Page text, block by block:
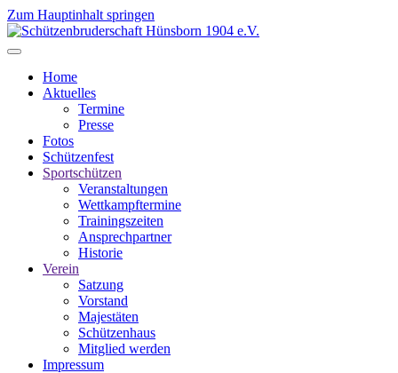
Zum Hauptinhalt springen
Home
Aktuelles
Termine
Presse
Fotos
Schützenfest
Sportschützen
Veranstaltungen
Wettkampftermine
Trainingszeiten
Ansprechpartner
Historie
Verein
Satzung
Vorstand
Majestäten
Schützenhaus
Mitglied werden
Impressum